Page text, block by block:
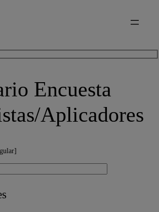
Encuesta
Aplicadores